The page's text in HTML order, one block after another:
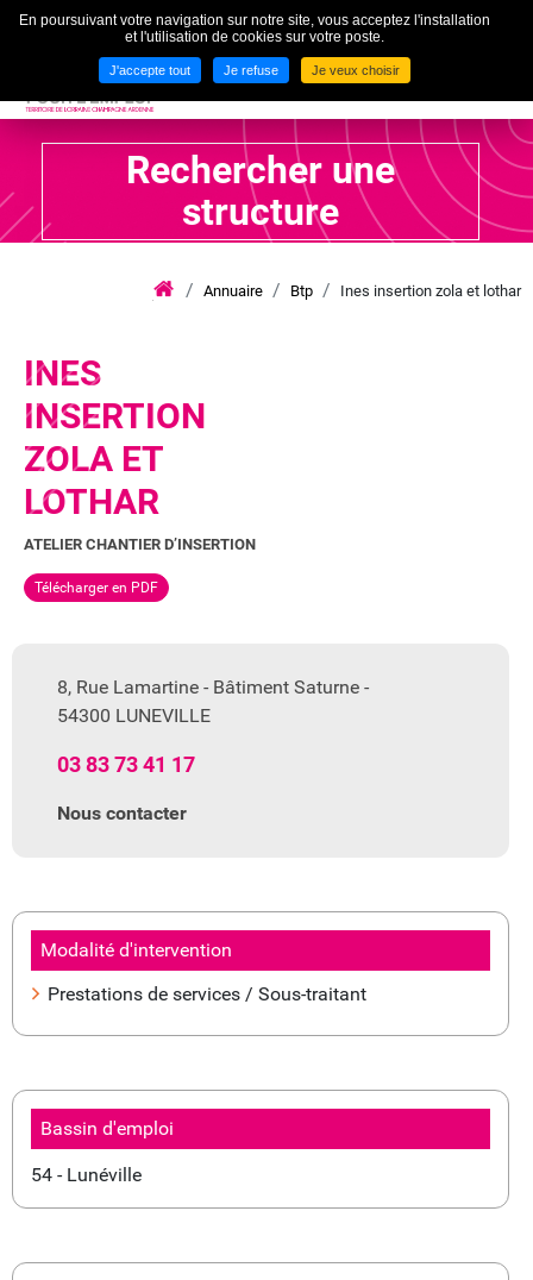
En poursuivant votre navigation sur notre site, vous acceptez l'installation
et l'utilisation de cookies sur votre poste.
J'accepte tout Je refuse Je veux choisir
Rechercher une
structure
iae
Annuaire Btp Ines insertion zola et lothar
INES
INSERTION
ZOLA ET
LOTHAR
ATELIER CHANTIER D’INSERTION
Télécharger en PDF
8, Rue Lamartine - Bâtiment Saturne -
54300 LUNEVILLE
03 83 73 41 17
Nous contacter
Modalité d'intervention
Prestations de services / Sous-traitant
Bassin d'emploi
54 - Lunéville